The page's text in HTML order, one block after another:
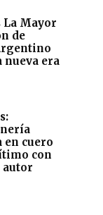
La Mayor
de
nueva era
cuero
con
autor